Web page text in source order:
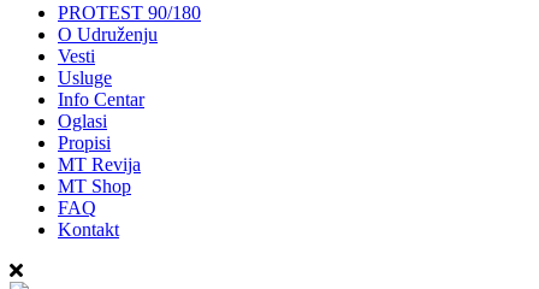
PROTEST 90/180
O Udruženju
Vesti
Usluge
Info Centar
Oglasi
Propisi
MT Revija
MT Shop
FAQ
Kontakt